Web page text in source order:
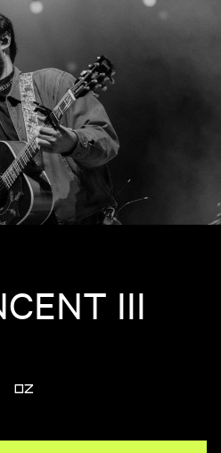
III
OZ